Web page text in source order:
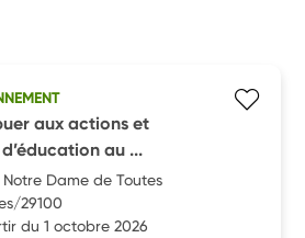
aux actions et
au ...
Notre Dame de Toutes
29100
du 1 octobre 2026